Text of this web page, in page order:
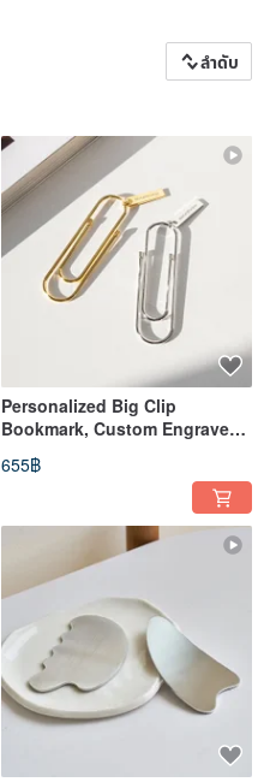
ลำดับ
Personalized Big Clip
Bookmark, Custom Engraved
Bookmarks for Book Lovers
Reader
655฿